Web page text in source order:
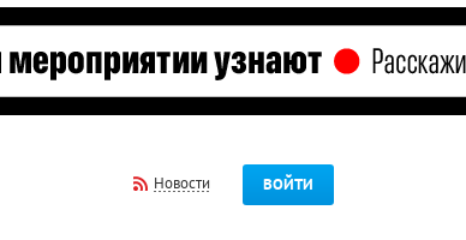
Новости ВОЙТИ